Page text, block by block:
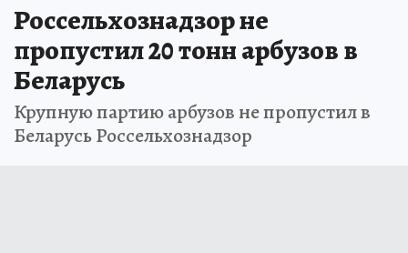
Россельхознадзор не
пропустил 20 тонн арбузов в
Беларусь
Крупную партию арбузов не пропустил в
Беларусь Россельхознадзор